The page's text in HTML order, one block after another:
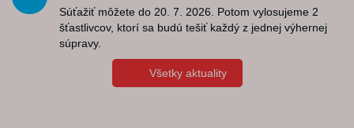
Súťažiť môžete do 20. 7. 2026. Potom vylosujeme 2
šťastlivcov, ktorí sa budú tešiť každý z jednej výhernej
súpravy.
Všetky aktuality